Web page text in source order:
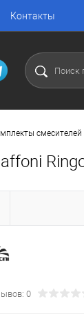
Контакты
смесителей
0